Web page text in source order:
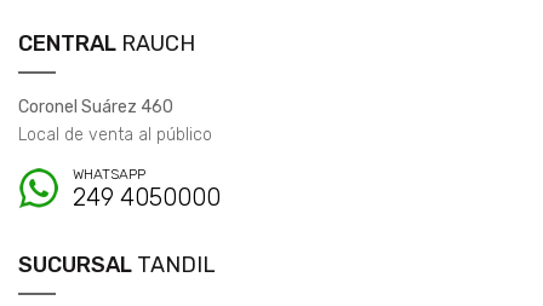
CENTRAL RAUCH
Coronel Suárez 460
Local de venta al público
WHATSAPP
249 4050000
SUCURSAL TANDIL